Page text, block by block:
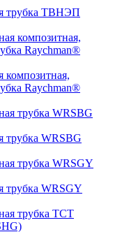
трубка ТВНЭП
композитная,
Raychman®
трубка WRSBG
трубка WRSGY